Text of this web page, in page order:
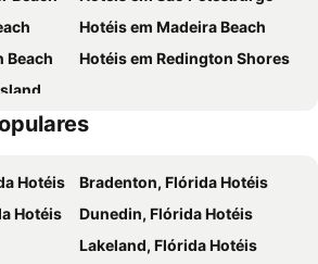
Courier City - Oscawana
The Hurricane
Hotéis em Madeira Beach
Beach
Hotéis em Redington Shores
Hotéis
Bradenton, Flórida Hotéis
Hotéis
Dunedin, Flórida Hotéis
Lakeland, Flórida Hotéis